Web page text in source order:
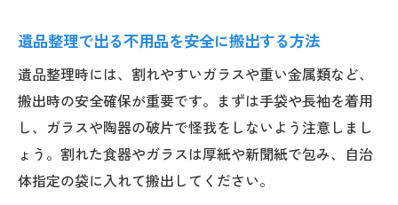
遺品整理で出る不用品を安全に搬出する方法
遺品整理時には、割れやすいガラスや重い金属類など、
搬出時の安全確保が重要です。まずは手袋や長袖を着用
し、ガラスや陶器の破片で怪我をしないよう注意しまし
ょう。割れた食器やガラスは厚紙や新聞紙で包み、自治
体指定の袋に入れて搬出してください。